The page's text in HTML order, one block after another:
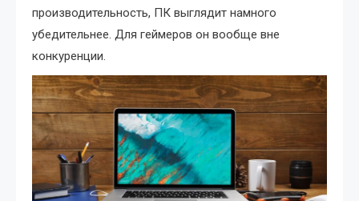
производительность, ПК выглядит намного
убедительнее. Для геймеров он вообще вне
конкуренции.